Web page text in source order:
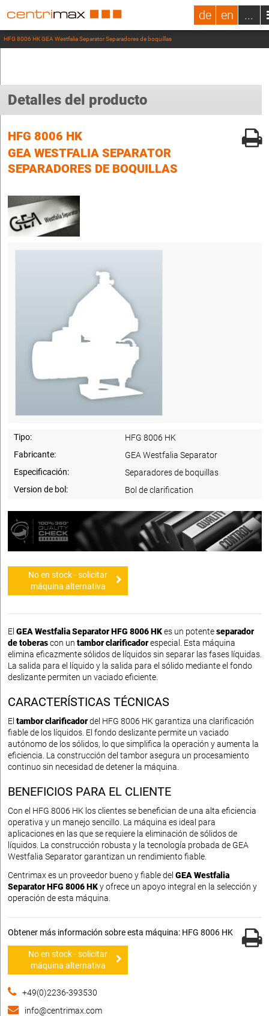
de en ...
HFG 8006 HK GEA Westfalia Separator Separadores de boquillas
Detalles del producto
HFG 8006 HK
GEA WESTFALIA SEPARATOR
SEPARADORES DE BOQUILLAS
Tipo:
HFG 8006 HK
Fabricante:
GEA Westfalia Separator
Especificación:
Separadores de boquillas
Version de bol:
Bol de clarification
No en stock - solicitar
máquina alternativa
El GEA Westfalia Separator HFG 8006 HKes un potenteseparador
de toberascon un tambor clarificadorespecial. Esta máquina
elimina eficazmente sólidos de líquidos sin separar las fases líquidas.
La salida para el líquido y la salida para el sólido mediante el fondo
deslizante permiten un vaciado eficiente.
CARACTERÍSTICAS TÉCNICAS
El tambor clarificadordel HFG 8006 HK garantiza una clarificación
fiable de los líquidos. El fondo deslizante permite un vaciado
autónomo de los sólidos, lo que simplifica la operación y aumenta la
eficiencia. La construcción del tambor asegura un procesamiento
continuo sin necesidad de detener la máquina.
BENEFICIOS PARA EL CLIENTE
Con el HFG 8006 HK los clientes se benefician de una alta eficiencia
operativa y un manejo sencillo. La máquina es ideal para
aplicaciones en las que se requiere la eliminación de sólidos de
líquidos. La construcción robusta y la tecnología probada de GEA
Westfalia Separator garantizan un rendimiento fiable.
Centrimax es un proveedor bueno y fiable del GEA Westfalia
Separator HFG 8006 HKy ofrece un apoyo integral en la selección y
operación de esta máquina.
Obtener más información sobre esta máquina: HFG 8006 HK
No en stock - solicitar
máquina alternativa
+49(0)2236-393530
info@centrimax.com